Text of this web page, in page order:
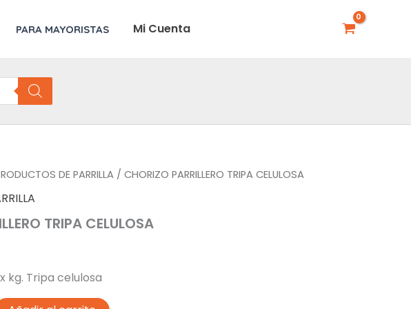
PARA MAYORISTAS Mi Cuenta
DE PARRILLA / CHORIZO PARRILLERO TRIPA CELULOSA
TRIPA CELULOSA
kg. Tripa celulosa